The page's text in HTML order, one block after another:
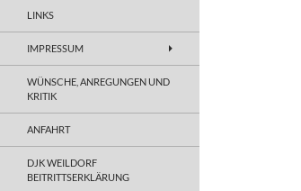
LINKS
IMPRESSUM
WÜNSCHE, ANREGUNGEN UND
KRITIK
ANFAHRT
DJK WEILDORF
BEITRITTSERKLÄRUNG